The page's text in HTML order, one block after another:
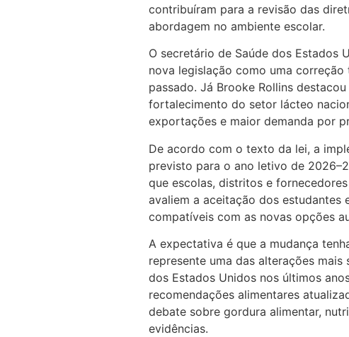
contribuíram para a revisão das
abordagem no ambiente escolar.
O secretário de Saúde dos Estados
nova legislação como uma
passado. Já Brooke Rollins
fortalecimento do setor lácteo
exportações e maior demanda por
De acordo com o texto da lei, a
previsto para o ano letivo de
que escolas, distritos e
avaliem a aceitação dos
compatíveis com as novas opções
A expectativa é que a mudança
represente uma das alterações
dos Estados Unidos nos últimos
recomendações alimentares
debate sobre gordura alimentar,
evidências.